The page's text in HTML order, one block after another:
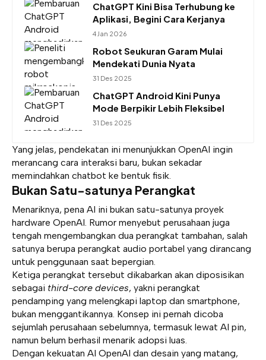
ChatGPT Kini Bisa Terhubung ke
Aplikasi, Begini Cara Kerjanya
4 Jan 2026
Robot Seukuran Garam Mulai
Mendekati Dunia Nyata
31 Des 2025
ChatGPT Android Kini Punya
Mode Berpikir Lebih Fleksibel
31 Des 2025
Yang jelas, pendekatan ini menunjukkan OpenAI ingin
merancang cara interaksi baru, bukan sekadar
memindahkan chatbot ke bentuk fisik.
Bukan Satu-satunya Perangkat
Menariknya, pena AI ini bukan satu-satunya proyek
hardware OpenAI. Rumor menyebut perusahaan juga
tengah mengembangkan dua perangkat tambahan, salah
satunya berupa perangkat audio portabel yang dirancang
untuk penggunaan saat bepergian.
Ketiga perangkat tersebut dikabarkan akan diposisikan
sebagai third-core devices, yakni perangkat
pendamping yang melengkapi laptop dan smartphone,
bukan menggantikannya. Konsep ini pernah dicoba
sejumlah perusahaan sebelumnya, termasuk lewat AI pin,
namun belum berhasil menarik adopsi luas.
Dengan kekuatan AI OpenAI dan desain yang matang,